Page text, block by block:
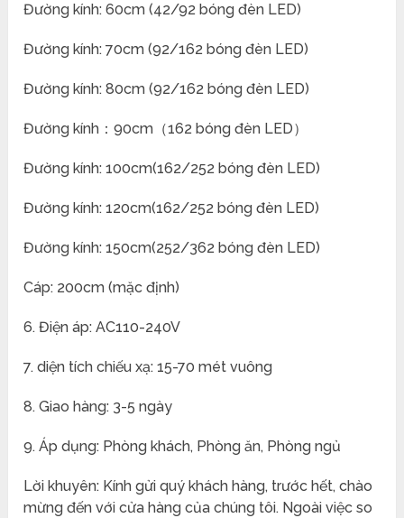
Đường kính: 60cm (42/92 bóng đèn LED)
Đường kính: 70cm (92/162 bóng đèn LED)
Đường kính: 80cm (92/162 bóng đèn LED)
Đường kính：90cm（162 bóng đèn LED）
Đường kính: 100cm(162/252 bóng đèn LED)
Đường kính: 120cm(162/252 bóng đèn LED)
Đường kính: 150cm(252/362 bóng đèn LED)
Cáp: 200cm (mặc định)
6. Điện áp: AC110-240V
7. diện tích chiếu xạ: 15-70 mét vuông
8. Giao hàng: 3-5 ngày
9. Áp dụng: Phòng khách, Phòng ăn, Phòng ngủ
Lời khuyên: Kính gửi quý khách hàng, trước hết, chào
mừng đến với cửa hàng của chúng tôi. Ngoài việc so